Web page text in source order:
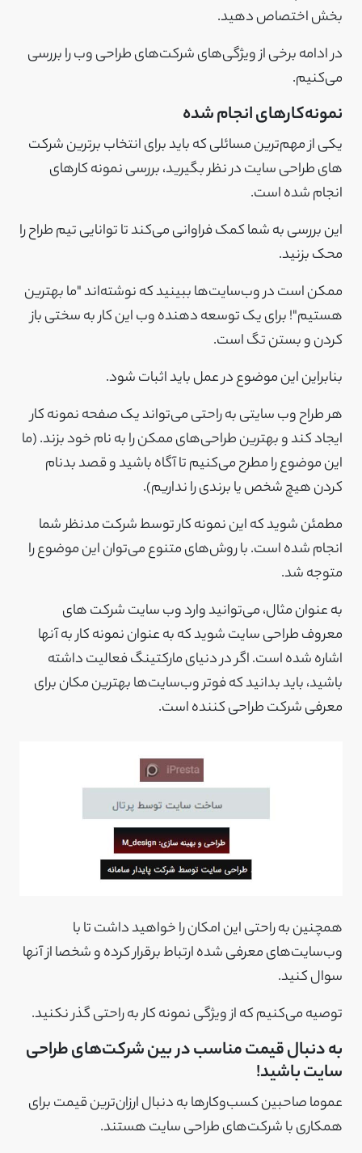
بخش اختصاص دهید.
در ادامه برخی از ویژگی‌های شرکت‌های طراحی وب را بررسی
می‌کنیم.
نمونه‌کارهای انجام شده
یکی از مهم‌ترین مسائلی که باید برای انتخاب برترین شرکت
های طراحی سایت در نظر بگیرید، بررسی نمونه کار‌های
انجام شده است.
این بررسی به شما کمک فراوانی می‌کند تا توانایی تیم طراح را
محک بزنید.
ممکن است در وب‌سایت‌ها ببینید که نوشته‌اند "ما بهترین
هستیم"! برای یک توسعه دهنده وب این کار به سختی باز
کردن و بستن تگ است.
بنابراین این موضوع در عمل باید اثبات شود.
هر طراح وب سایتی به راحتی می‌تواند یک صفحه نمونه کار
ایجاد کند و بهترین‌ طراحی‌های ممکن را به نام خود بزند. (ما
این موضوع را مطرح می‌کنیم تا آگاه باشید و قصد بدنام
کردن هیچ شخص یا برندی را نداریم).
مطمئن شوید که این نمونه کار توسط شرکت مدنظر شما
انجام شده است. با روش‌های متنوع می‌توان این موضوع را
متوجه شد.
به عنوان مثال، می‌توانید وارد وب سایت شرکت های
معروف طراحی سایت شوید که به عنوان نمونه کار به آنها
اشاره شده است. اگر در دنیای مارکتینگ فعالیت داشته
باشید، باید بدانید که فوتر وب‌سایت‌ها بهترین مکان برای
معرفی شرکت طراحی کننده است.
همچنین به راحتی این امکان را خواهید داشت تا با
وب‌سایت‌های معرفی شده ارتباط برقرار کرده و شخصا از آنها
سوال کنید.
توصیه می‌کنیم که از ویژگی نمونه کار به راحتی گذر نکنید.
به دنبال قیمت مناسب در بین شرکت‌های طراحی
سایت باشید!
عموما صاحبین کسب‌وکارها به دنبال ارزان‌ترین قیمت برای
همکاری با شرکت‌های طراحی سایت هستند.